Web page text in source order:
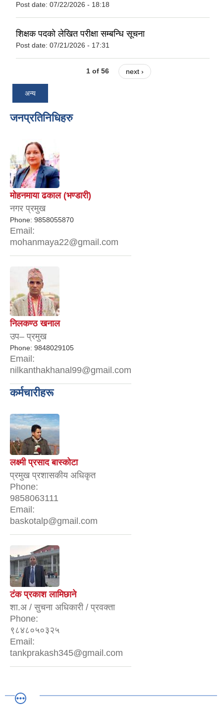
Post date: 07/22/2026 - 18:18
शिक्षक पदको लेखित परीक्षा सम्बन्धि सूचना
Post date: 07/21/2026 - 17:31
1 of 56 next ›
अन्य
जनप्रतिनिधिहरु
मोहनमाया ढकाल (भण्डारी)
नगर प्रमुख
Phone: 9858055870
Email:
mohanmaya22@gmail.com
निलकण्ठ खनाल
उप– प्रमुख
Phone: 9848029105
Email:
nilkanthakhanal99@gmail.com
कर्मचारीहरू
लक्ष्मी प्रसाद बास्कोटा
प्रमुख प्रशासकीय अधिकृत
Phone:
9858063111
Email:
baskotalp@gmail.com
टंक प्रकाश लामिछाने
शा.अ / सुचना अधिकारी / प्रवक्ता
Phone:
९८४८०५०३२५
Email:
tankprakash345@gmail.com